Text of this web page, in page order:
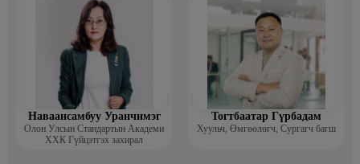
Наваансамбуу Уранчимэг
Олон Улсын Стандартын Академи
ХХК Гүйцэтгэх захирал
Тогтбаатар Гүрбадам
Хуульч, Өмгөөлөгч, Сургагч багш